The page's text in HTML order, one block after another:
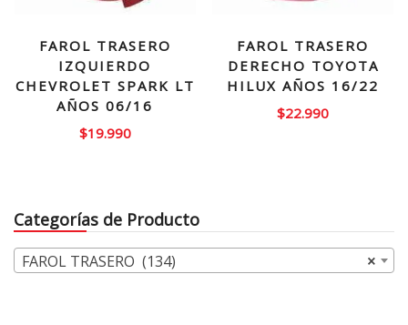
FAROL TRASERO
IZQUIERDO
CHEVROLET SPARK LT
AÑOS 06/16
$19.990
FAROL TRASERO
DERECHO TOYOTA
HILUX AÑOS 16/22
$22.990
Categorías de Producto
×
FAROL TRASERO (134)